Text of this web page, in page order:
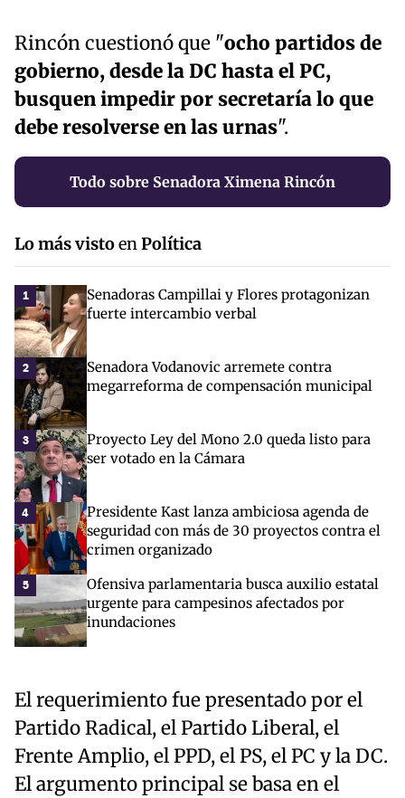
Rincón cuestionó que "ocho partidos de
gobierno, desde la DC hasta el PC,
busquen impedir por secretaría lo que
debe resolverse en las urnas".
Todo sobre Senadora Ximena Rincón
Lo más vistoenPolítica
1
Senadoras Campillai y Flores protagonizan
fuerte intercambio verbal
2
Senadora Vodanovic arremete contra
megarreforma de compensación municipal
3
Proyecto Ley del Mono 2.0 queda listo para
ser votado en la Cámara
4
Presidente Kast lanza ambiciosa agenda de
seguridad con más de 30 proyectos contra el
crimen organizado
5
Ofensiva parlamentaria busca auxilio estatal
urgente para campesinos afectados por
inundaciones
El requerimiento fue presentado por el
Partido Radical, el Partido Liberal, el
Frente Amplio, el PPD, el PS, el PC y la DC.
El argumento principal se basa en el